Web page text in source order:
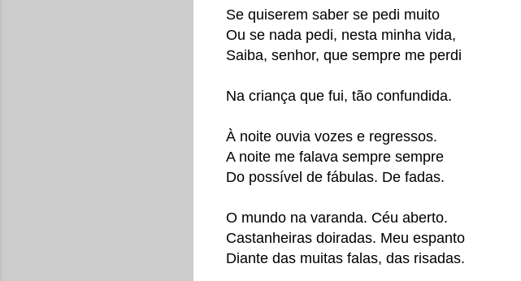
Se quiserem saber se pedi muito
Ou se nada pedi, nesta minha vida,
Saiba, senhor, que sempre me perdi
Na criança que fui, tão confundida.
À noite ouvia vozes e regressos.
A noite me falava sempre sempre
Do possível de fábulas. De fadas.
O mundo na varanda. Céu aberto.
Castanheiras doiradas. Meu espanto
Diante das muitas falas, das risadas.